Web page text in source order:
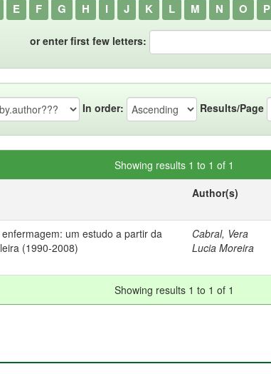
E F G H I J K L M N O P
or enter first few letters:
In order: Results/Page
Showing results 1 to 1 of 1
Author(s)
um estudo a partir da
(1990-2008)
Cabral, Vera
Lucia Moreira
Showing results 1 to 1 of 1